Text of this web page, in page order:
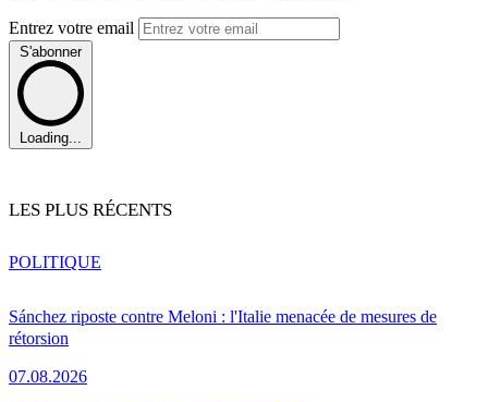
Entrez votre email
S'abonner
Loading...
LES PLUS RÉCENTS
Sánchez riposte contre Meloni : l'Italie menacée de mesures de
rétorsion
07.08.2026
POLITIQUE